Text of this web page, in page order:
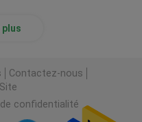
plus
Contactez-nous
confidentialité